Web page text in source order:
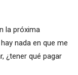
la próxima
nada en que me
¿tener qué pagar